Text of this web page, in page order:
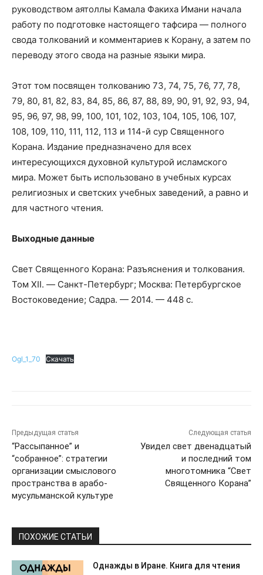
руководством аятоллы Камала Факиха Имани начала
работу по подготовке настоящего тафсира — полного
свода толкований и комментариев к Корану, а затем по
переводу этого свода на разные языки мира.
Этот том посвящен толкованию 73, 74, 75, 76, 77, 78,
79, 80, 81, 82, 83, 84, 85, 86, 87, 88, 89, 90, 91, 92, 93, 94,
95, 96, 97, 98, 99, 100, 101, 102, 103, 104, 105, 106, 107,
108, 109, 110, 111, 112, 113 и 114-й сур Священного
Корана. Издание предназначено для всех
интересующихся духовной культурой исламского
мира. Может быть использовано в учебных курсах
религиозных и светских учебных заведений, а равно и
для частного чтения.
Выходные данные
Свет Священного Корана: Разъяснения и толкования.
Том XII. — Санкт-Петербург; Москва: Петербургское
Востоковедение; Садра. — 2014. — 448 с.
Ogl_1_70 Скачать
Предыдущая статья
“Рассыпанное” и
“собранное”: стратегии
организации смыслового
пространства в арабо-
мусульманской культуре
Следующая статья
Увидел свет двенадцатый
и последний том
многотомника “Свет
Священного Корана”
ПОХОЖИЕ СТАТЬИ
Однажды в Иране. Книга для чтения